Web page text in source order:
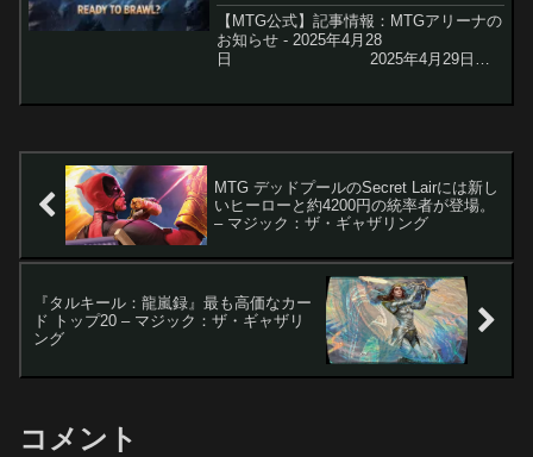
【MTG公式】記事情報：MTGアリーナの
お知らせ - 2025年4月28
日 2025年4月29日、
MTG デッドプールのSecret Lairには新し
いヒーローと約4200円の統率者が登場。
– マジック：ザ・ギャザリング
『タルキール：龍嵐録』最も高価なカー
ド トップ20 – マジック：ザ・ギャザリ
ング
コメント